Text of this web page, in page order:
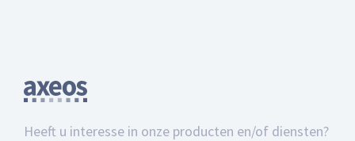
Heeft u interesse in onze producten en/of diensten?